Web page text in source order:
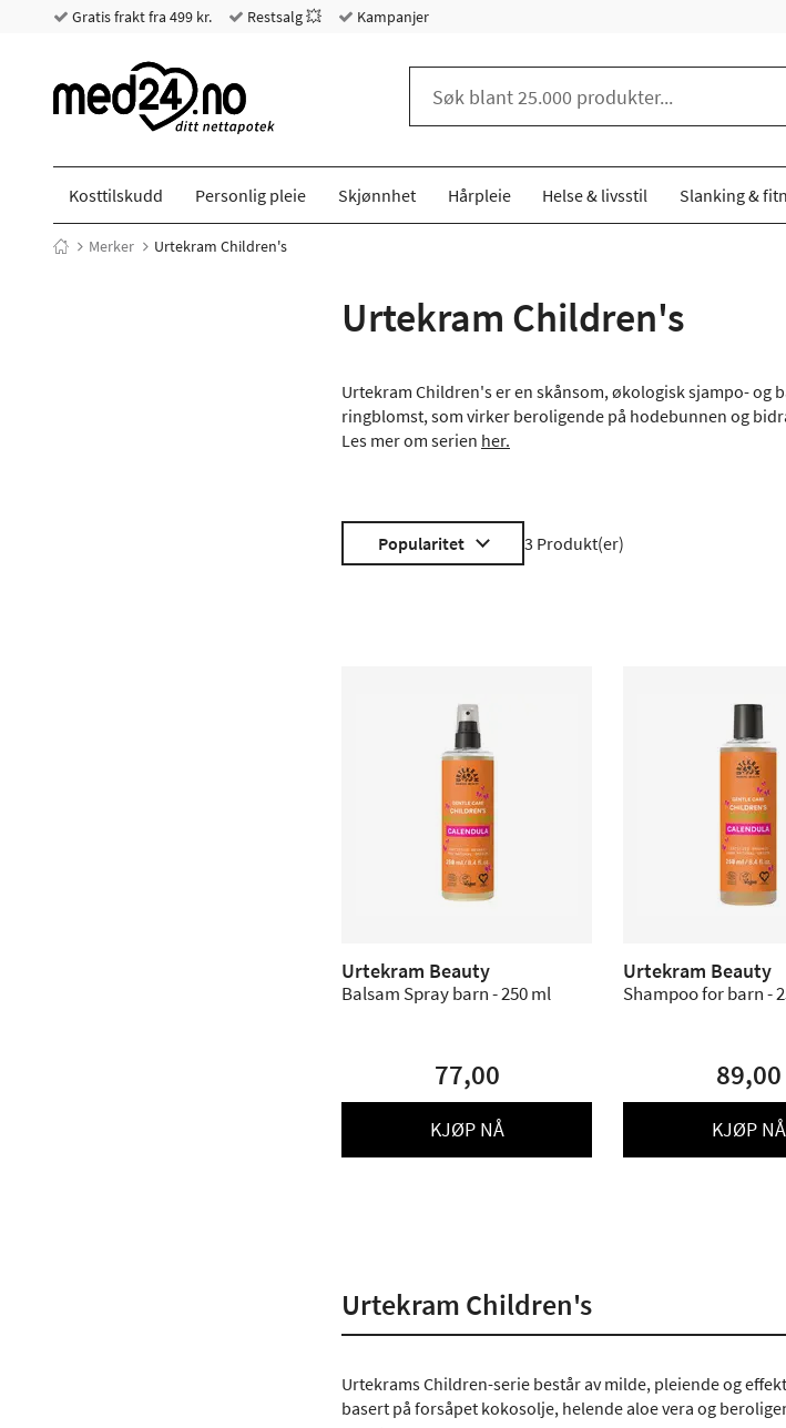
Gratis frakt fra 499 kr. Restsalg 💥 Kampanjer
Kosttilskudd Personlig pleie Skjønnhet Hårpleie Helse & livsstil Slanking &
Merker Urtekram Children's
Urtekram Children's
Urtekram Children's er en skånsom, økologisk sjampo-
ringblomst, som virker beroligende på hodebunnen og
Les mer om serien her.
Popularitet 3 Produkt(er)
Urtekram Beauty
Balsam Spray barn - 250 ml
77,00
KJØP NÅ
Urtekram Beauty
Shampoo for barn -
89,00
KJØP NÅ
Urtekram Children's
Urtekrams Children-serie består av milde, pleiende og
basert på forsåpet kokosolje, helende aloe vera og